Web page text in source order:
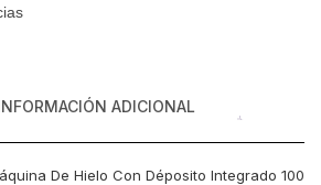
ADICIONAL
De Hielo Con Déposito Integrado 100